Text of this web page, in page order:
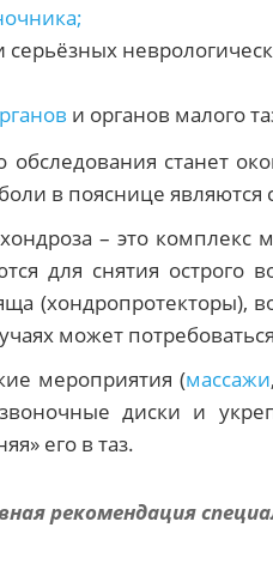
серьёзных
и органов малого
обследования станет
в пояснице
– это
для снятия
(хондропротекторы),
может
мероприятия (массажи
диски и
его в таз.
рекомендация